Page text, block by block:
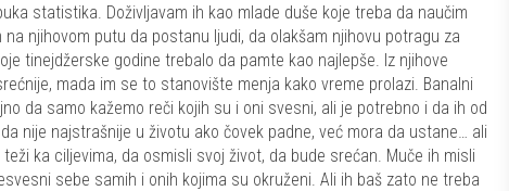
statistika. Doživljavam ih kao mlade duše koje treba da naučim
njihovom putu da postanu ljudi, da olakšam njihovu potragu za
tinejdžerske godine trebalo da pamte kao najlepše. Iz njihove
mada im se to stanovište menja kako vreme prolazi. Banalni
da samo kažemo reči kojih su i oni svesni, ali je potrebno i da ih od
nije najstrašnije u životu ako čovek padne, već mora da ustane… ali
ka ciljevima, da osmisli svoj život, da bude srećan. Muče ih misli
sebe samih i onih kojima su okruženi. Ali ih baš zato ne treba